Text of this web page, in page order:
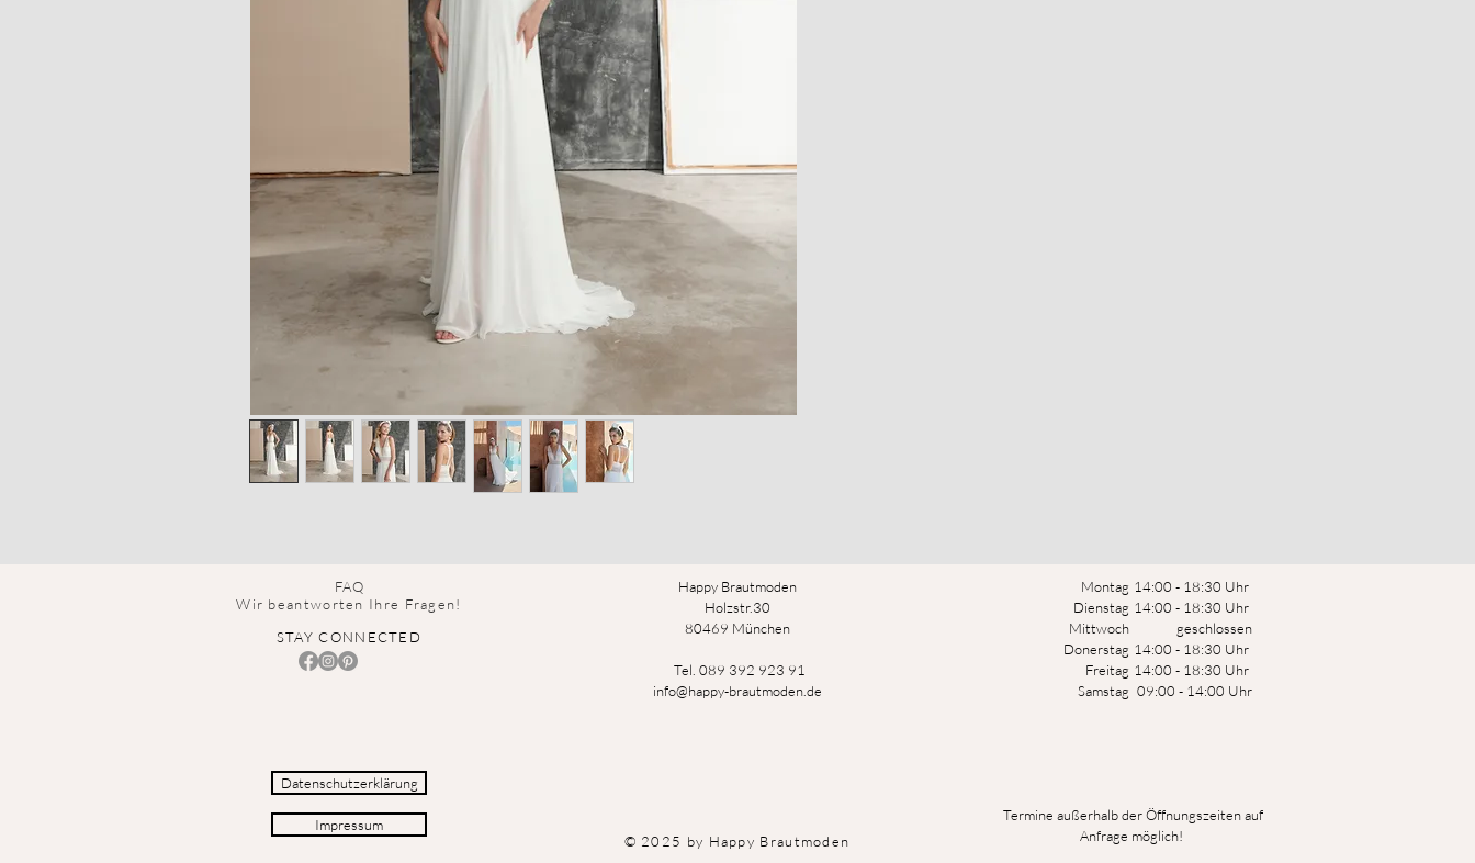
FAQ
Wir beantworten Ihre Fragen!
STAY CONNECTED
Datenschutzerklärung
Impressum
Happy Brautmoden
Holzstr.30
80469 München
Tel. 089 392 923 91
info@happy-brautmoden.de
© 2025 by Happy Brautmoden
Montag
Dienstag
Mittwoch
Donerstag
Freitag
Samstag
14:00 - 18:30 Uhr
14:00 - 18:30 Uhr
geschlossen
14:00 - 18:30 Uhr
14:00 - 18:30 Uhr
09:00 - 14:00 Uhr
Termine außerhalb der Öffnungszeiten auf
Anfrage möglich!